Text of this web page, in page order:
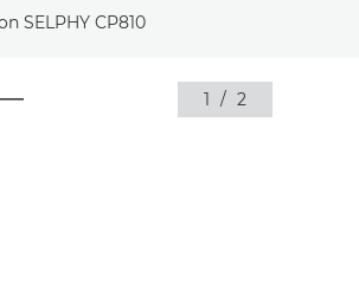
1 / 2